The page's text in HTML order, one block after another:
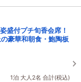
盛付プチ旬香会席！
豪華和朝食・鮑陶板
1泊 大人2名 合計(税込)